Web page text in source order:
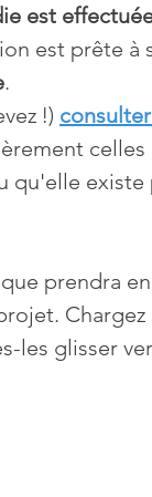
est
est prête à
.
!)
celles
qu'elle existe
prendra
les glisser